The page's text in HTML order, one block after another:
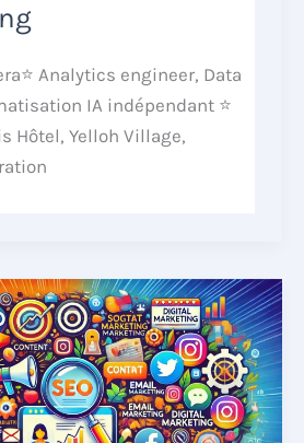
Analytics engineer, Data
IA indépendant ⭐
Hôtel, Yelloh Village,